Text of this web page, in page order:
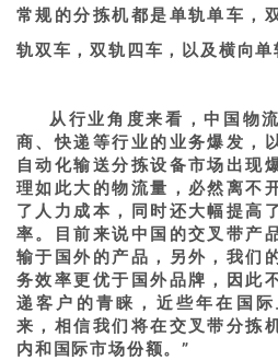
常规的分拣机都是单轨单车，
轨双车，双轨四车，以及横向单
从行业角度来看，中国物
商、快递等行业的业务爆发，
自动化输送分拣设备市场出现
理如此大的物流量，必然离不
了人力成本，同时还大幅提高
率。目前来说中国的交叉带产
输于国外的产品，另外，我们
务效率更优于国外品牌，因此
递客户的青睐，近些年在国
来，相信我们将在交叉带分拣
内和国际市场份额。”